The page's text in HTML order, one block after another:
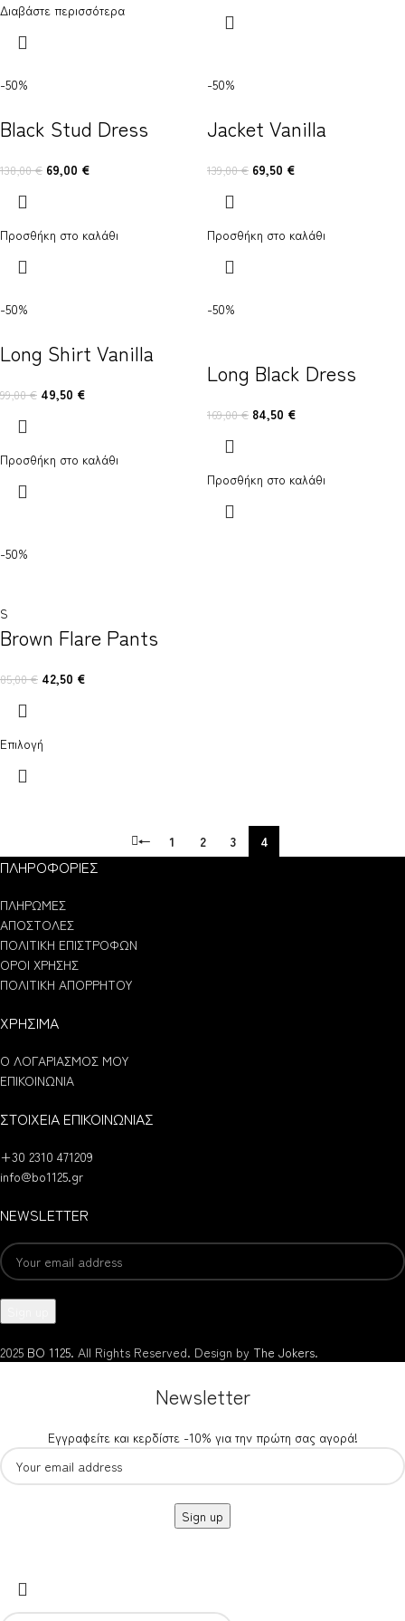
Διαβάστε περισσότερα
-50%
Black Stud Dress
138,00€ 69,00 €
Προσθήκη στο καλάθι
-50%
Jacket Vanilla
139,00€ 69,50 €
Προσθήκη στο καλάθι
-50%
Long Shirt Vanilla
99,00€ 49,50 €
Προσθήκη στο καλάθι
-50%
Long Black Dress
169,00€ 84,50 €
Προσθήκη στο καλάθι
-50%
S
Brown Flare Pants
85,00€ 42,50 €
Επιλογή
← 1 2 3 4
ΠΛΗΡΟΦΟΡΙΕΣ
ΠΛΗΡΩΜΕΣ
ΑΠΟΣΤΟΛΕΣ
ΠΟΛΙΤΙΚΗ ΕΠΙΣΤΡΟΦΩΝ
ΟΡΟΙ ΧΡΗΣΗΣ
ΠΟΛΙΤΙΚΗ ΑΠΟΡΡΗΤΟΥ
ΧΡΗΣΙΜΑ
Ο ΛΟΓΑΡΙΑΣΜΟΣ ΜΟΥ
ΕΠΙΚΟΙΝΩΝΙΑ
ΣΤΟΙΧΕΙΑ ΕΠΙΚΟΙΝΩΝΙΑΣ
+30 2310 471209
info@bo1125.gr
NEWSLETTER
2025 BO 1125. All Rights Reserved. Design by The Jokers.
Newsletter
Εγγραφείτε και κερδίστε -10% για την πρώτη σας αγορά!